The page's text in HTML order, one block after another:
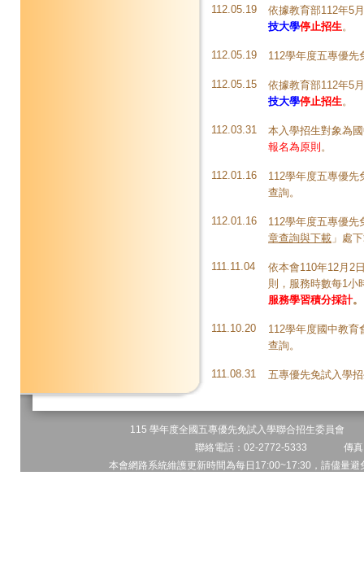
112.05.19
依據教育部112年5
技大學停止招生。
112.05.19 112學年度五專優先
112.05.15
依據教育部112年5
技大學停止招生。
112.03.31
本入學招生對象為
報名為原則 。
112.01.16
112學年度五專優先
查詢。
112.01.16
112學年度五專優先
章查詢與下載 」處
111.11.04
依本會110年12月2
則，服務時數每1小
服務學習積分採計。
111.10.20
112學年度國中教
查詢。
111.08.31 五專優先免試入學
115 學年度全國五專優先免試入學聯合招生委員會
聯絡電話：02-2772-5333 傳
本會網路系統維護更新時間為每日17:00~17:30，請儘量